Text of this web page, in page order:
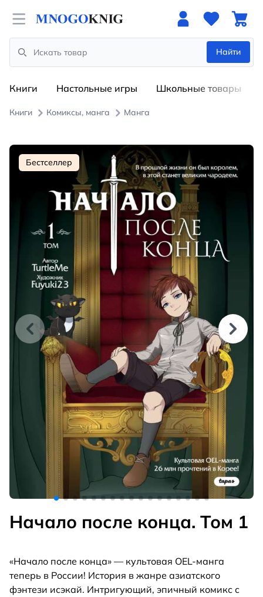
Open menu
Search
Найти
Книги Настольные игры Школьные товары
Книги Комиксы, манга Манга
Бестселлер
Начало после конца. Том 1
«Начало после конца» — культовая OEL-манга
теперь в России! История в жанре азиатского
фэнтези исэкай. Интригующий, эпичный комикс с